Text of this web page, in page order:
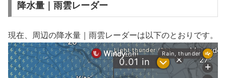
降水量｜雨雲レーダー
現在、周辺の降水量｜雨雲レーダーは以下のとおりです。